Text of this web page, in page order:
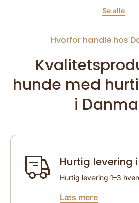
Se alle
Hvorfor handle hos
hunde med
i
Hurtig levering
Hurtig levering 1–3
Læs mere